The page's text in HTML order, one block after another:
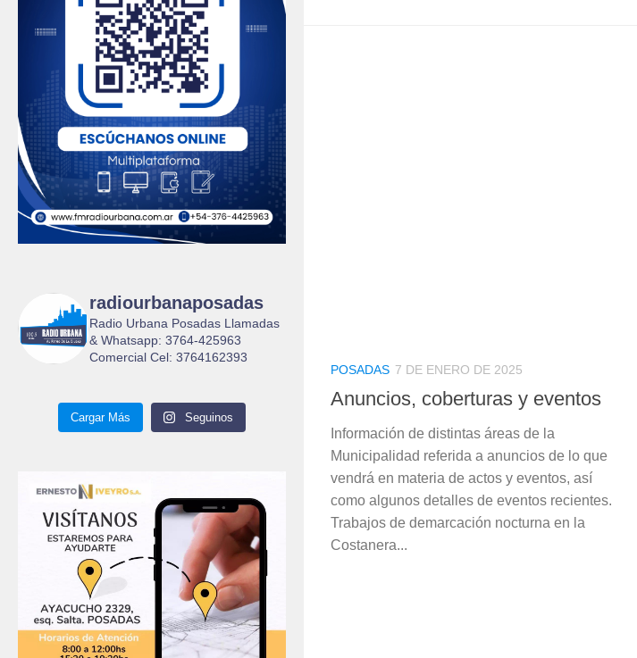
POSADAS 7 DE ENERO DE 2025
Anuncios, coberturas y eventos
Información de distintas áreas de la
Municipalidad referida a anuncios de lo que
vendrá en materia de actos y eventos, así
como algunos detalles de eventos recientes.
Trabajos de demarcación nocturna en la
Costanera...
radiourbanaposadas
Radio Urbana Posadas Llamadas
& Whatsapp: 3764-425963
Comercial Cel: 3764162393
Cargar Más Seguinos